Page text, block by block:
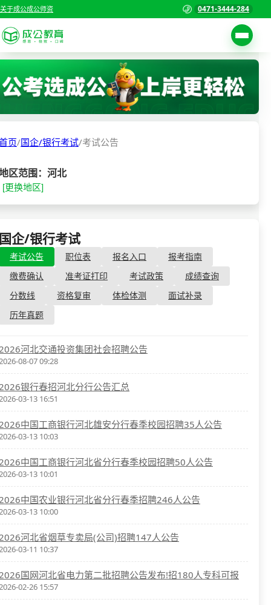
关于成公成公师资 0471-3444-284
考试公告
报考指南
缴费确认
准考证打印
成绩查询
分数线
资格复审
面试补录
历年真题
首页
国家公务员考试
各省公务员考试
教师资格/教师编制
国企/银行考试
页/国企/银行考试/考试公告
区范围：河北
[更换地区]
企/银行考试- 考试公告
考试公告 职位表 报名入口
报考指南
缴费确认
准考证打印 考试政策
成绩查询
分数线
资格复审 体检体测
面试补录
历年真题
河北交通投资集团社会招聘公告
08-07 09:28
银行春招河北分行公告汇总
03-13 16:51
中国工商银行河北雄安分行春季校园招聘35人公告
03-13 10:03
中国工商银行河北省分行春季校园招聘50人公告
03-13 10:01
中国农业银行河北省分行春季招聘246人公告
03-13 10:00
河北省烟草专卖局(公司)招聘147人公告
03-11 10:37
国网河北省电力第二批招聘公告发布!招180人专科可报
02-26 15:57